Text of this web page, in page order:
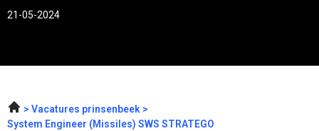
21-05-2024
Vacatures prinsenbeek
System Engineer (Missiles) SWS STRATEGO